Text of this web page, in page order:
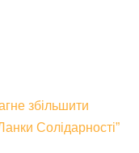
збільшити
Солідарності”